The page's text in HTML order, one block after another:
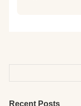
Recent Posts